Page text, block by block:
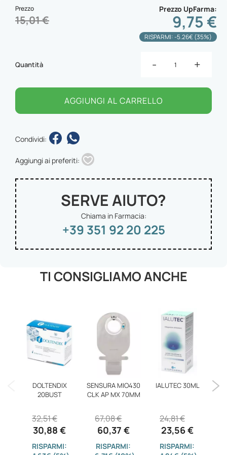
Prezzo UpFarma
9,75 €
Prezzo
15,01 €
RISPARMI: -5.26€ (35%)
Quantità - +
AGGIUNGI AL CARRELLO
Condividi:
Aggiungi ai preferiti:
SERVE AIUTO?
Chiama in Farmacia:
+39 351 92 20 225
TI CONSIGLIAMO ANCHE
DOLTENDIX
20BUST
30,88 €
32,51 €
RISPARMI:
SENSURA MIO430
CLK AP MX 70MM
60,37 €
67,08 €
RISPARMI:
IALUTEC 30ML
23,56 €
24,81 €
RISPARMI: